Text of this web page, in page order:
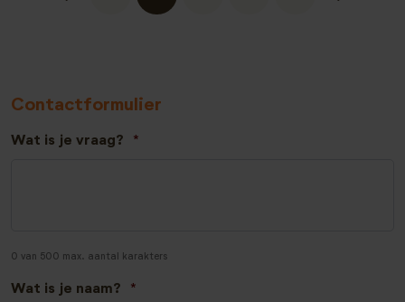
Contactformulier
Wat is je vraag? *
0 van 500 max. aantal karakters
Wat is je naam? *